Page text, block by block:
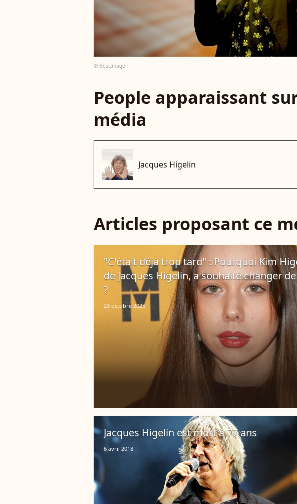
© BestImage
People apparaissant
média
Jacques Higelin
Articles proposant ce
"C'était déjà trop tard" : Pourquoi Kim
de Jacques Higelin, a souhaité changer
?
23 octobre 2025
Jacques Higelin est mort à 77 ans
6 avril 2018